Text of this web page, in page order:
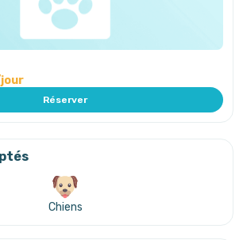
Réserver
Chiens